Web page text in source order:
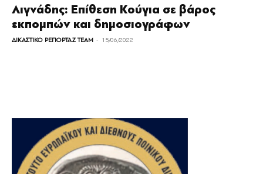
Λιγνάδης: Επίθεση Κούγια σε βάρος
εκπομπών και δημοσιογράφων
ΔΙΚΑΣΤΙΚΟ ΡΕΠΟΡΤΑΖ TEAM - 15/06/2022